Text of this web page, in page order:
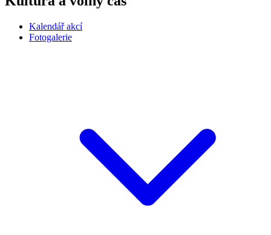
Kalendář akcí
Fotogalerie